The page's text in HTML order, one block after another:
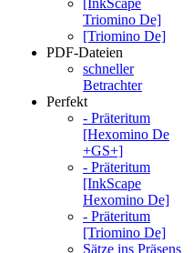
[InkScape
Triomino De]
[Triomino De]
PDF-Dateien
schneller
Betrachter
Perfekt
- Präteritum
[Hexomino De
+GS+]
- Präteritum
[InkScape
Hexomino De]
- Präteritum
[Triomino De]
Sätze ins Präsens